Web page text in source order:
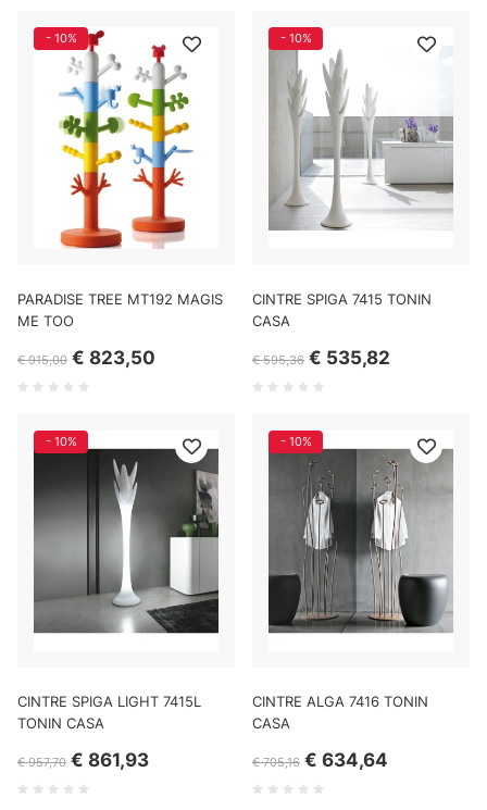
- 10%
PARADISE TREE MT192 MAGIS
ME TOO
€ 915,00 € 823,50
- 10%
CINTRE SPIGA 7415 TONIN
CASA
€ 595,36 € 535,82
- 10%
CINTRE SPIGA LIGHT 7415L
TONIN CASA
€ 957,70 € 861,93
- 10%
CINTRE ALGA 7416 TONIN
CASA
€ 705,16 € 634,64